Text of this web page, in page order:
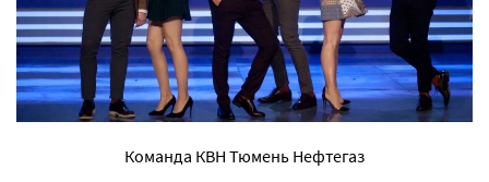
Команда КВН Тюмень Нефтегаз